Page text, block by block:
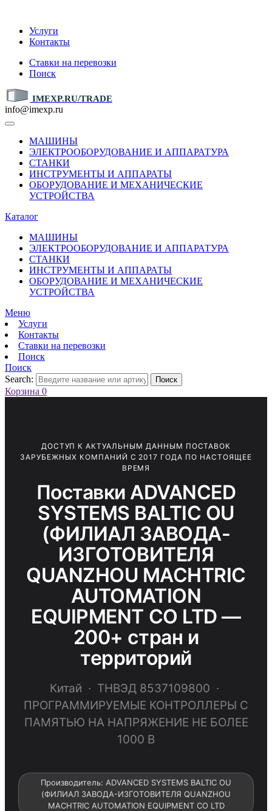
Услуги
Контакты
Ставки на перевозки
Поиск
IMEXP.RU/TRADE
info@imexp.ru
МАШИНЫ
ЭЛЕКТРООБОРУДОВАНИЕ И АППАРАТУРА
СТАНКИ
ИНСТРУМЕНТЫ И АППАРАТЫ
ОБОРУДОВАНИЕ И МЕХАНИЧЕСКИЕ
УСТРОЙСТВА
Каталог
МАШИНЫ
ЭЛЕКТРООБОРУДОВАНИЕ И АППАРАТУРА
СТАНКИ
ИНСТРУМЕНТЫ И АППАРАТЫ
ОБОРУДОВАНИЕ И МЕХАНИЧЕСКИЕ
УСТРОЙСТВА
Меню
Услуги
Контакты
Ставки на перевозки
Поиск
Поиск
Search:
Поиск
Корзина 0
ДОСТУП К АКТУАЛЬНЫМ ДАННЫМ ПОСТАВОК
ЗАРУБЕЖНЫХ КОМПАНИЙ С 2017 ГОДА ПО НАСТОЯЩЕЕ
ВРЕМЯ
Поставки ADVANCED
SYSTEMS BALTIC OU
(ФИЛИАЛ ЗАВОДА-
ИЗГОТОВИТЕЛЯ
QUANZHOU MACHTRIC
AUTOMATION
EQUIPMENT CO LTD —
200+ стран и
территорий
Китай · ТНВЭД 8537109800 ·
ПРОГРАММИРУЕМЫЕ КОНТРОЛЛЕРЫ С
ПАМЯТЬЮ НА НАПРЯЖЕНИЕ НЕ БОЛЕЕ
1000 В
Производитель: ADVANCED SYSTEMS BALTIC OU
(ФИЛИАЛ ЗАВОДА-ИЗГОТОВИТЕЛЯ QUANZHOU
MACHTRIC AUTOMATION EQUIPMENT CO LTD